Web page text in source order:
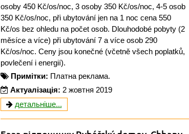
osoby 450 Kč/os/noc, 3 osoby 350 Kč/os/noc, 4-5 osob
350 Kč/os/noc, při ubytování jen na 1 noc cena 550
Kč/os bez ohledu na počet osob. Dlouhodobé pobyty (2
měsíce a více) při ubytování 7 a více osob 290
Kč/os/noc. Ceny jsou konečné (včetně všech poplatků,
povlečení i energií).
Примітки: Платна реклама.
Актуалізація: 2 жовтня 2019
детальніше...